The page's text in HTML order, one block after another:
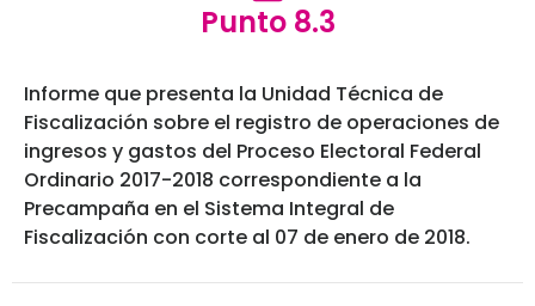
Punto 8.3
Informe que presenta la Unidad Técnica de
Fiscalización sobre el registro de operaciones de
ingresos y gastos del Proceso Electoral Federal
Ordinario 2017-2018 correspondiente a la
Precampaña en el Sistema Integral de
Fiscalización con corte al 07 de enero de 2018.